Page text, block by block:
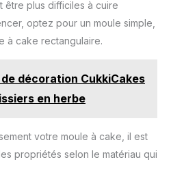
être plus difficiles à cuire
optez pour un moule simple,
à cake rectangulaire.
décoration CukkiCakes
en herbe
votre moule à cake, il est
propriétés selon le matériau qui